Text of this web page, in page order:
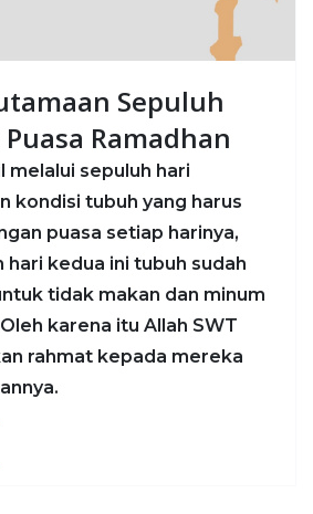
Sepuluh
Ramadhan
melalui sepuluh hari
kondisi tubuh yang harus
puasa setiap harinya,
kedua ini tubuh sudah
tidak makan dan minum
karena itu Allah SWT
rahmat kepada mereka